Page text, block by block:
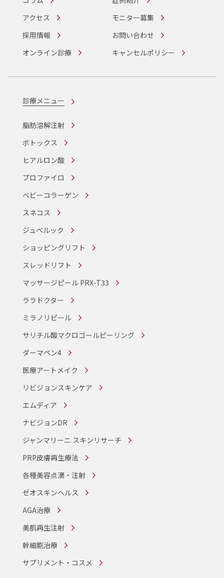
アクセス
モニター募集
採用情報
お問い合わせ
オンライン診療
キャンセルポリシー
診療メニュー
脂肪溶解注射
ボトックス
ヒアルロン酸
プロファイロ
ベビーコラーゲン
スネコス
ジュベルック
ショッピングリフト
スレッドリフト
マッサージピール PRX-T33
ララドクター
ミラノリピール
サリチル酸マクロゴールピーリング
ダーマペン4
医療アートメイク
リビジョンスキンケア
エムディア
ナビジョンDR
ジャンマリーニ スキンリサーチ
PRP皮膚再生療法
各種美容点滴・注射
ゼオスキンヘルス
AGA治療
美肌再生注射
幹細胞治療
サプリメント・コスメ